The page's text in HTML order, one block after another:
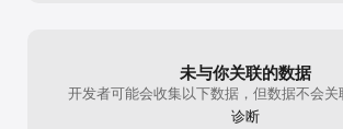
未与你关联的数据
开发者可能会收集以下数据，但数据不会关
诊断